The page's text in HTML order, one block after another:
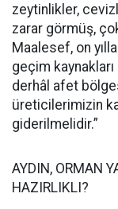
zeytinlikler,
zarar görmüş,
Maalesef, on
geçim
derhâl afet
üreticilerimizin
giderilmelidir.”
AYDIN, ORMAN
HAZIRLIKLI?